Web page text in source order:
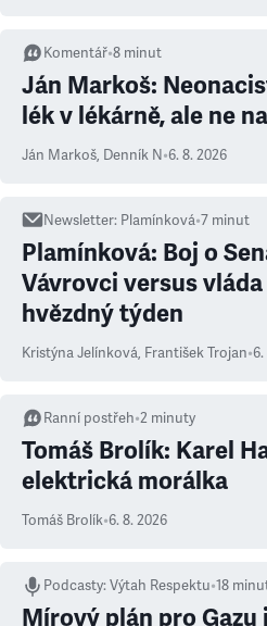
Komentář•8 minut
Ján Markoš:
lék v lékárně, ale ne
Ján Markoš, Denník N•6. 8. 2026
Newsletter: Plamínková•7 minut
Plamínková: Boj o
Vávrovci versus
hvězdný týden
Kristýna Jelínková, František Trojan•6.
Ranní postřeh•2 minuty
Tomáš Brolík: Karel
elektrická morálka
Tomáš Brolík•6. 8. 2026
Podcasty:Výtah Respektu•18
Mírový plán pro Gazu